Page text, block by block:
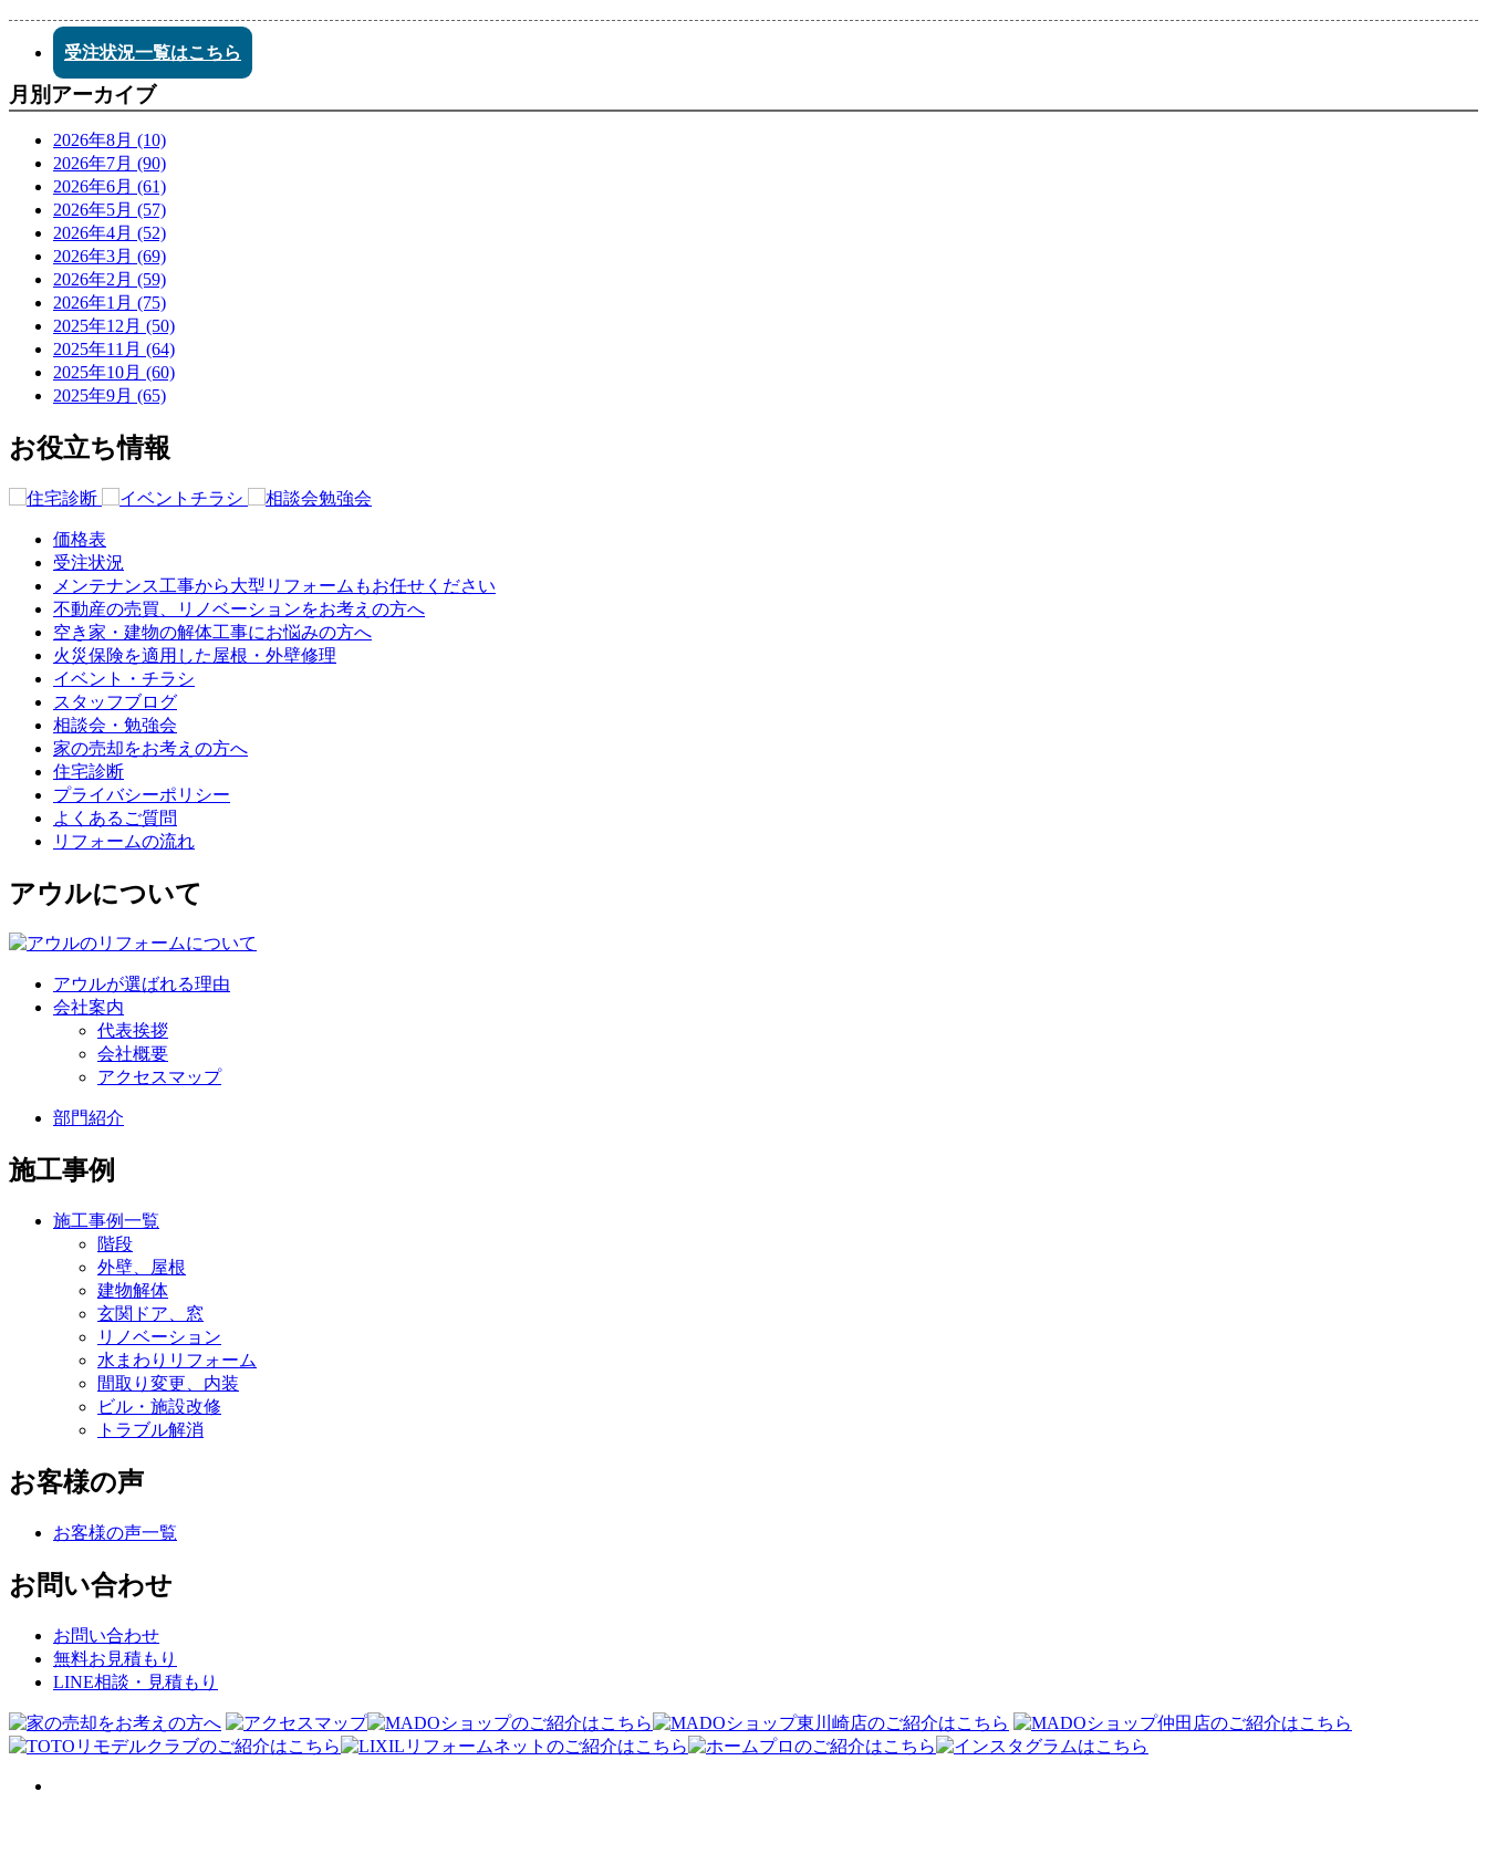
受注状況一覧はこちら
月別アーカイブ
2026年8月 (10)
2026年7月 (90)
2026年6月 (61)
2026年5月 (57)
2026年4月 (52)
2026年3月 (69)
2026年2月 (59)
2026年1月 (75)
2025年12月 (50)
2025年11月 (64)
2025年10月 (60)
2025年9月 (65)
お役立ち情報
価格表
受注状況
メンテナンス工事から大型リフォームもお任せください
不動産の売買、リノベーションをお考えの方へ
空き家・建物の解体工事にお悩みの方へ
火災保険を適用した屋根・外壁修理
イベント・チラシ
スタッフブログ
相談会・勉強会
家の売却をお考えの方へ
住宅診断
プライバシーポリシー
よくあるご質問
リフォームの流れ
アウルについて
アウルが選ばれる理由
会社案内
代表挨拶
会社概要
アクセスマップ
部門紹介
施工事例
施工事例一覧
階段
外壁、屋根
建物解体
玄関ドア、窓
リノベーション
水まわりリフォーム
間取り変更、内装
ビル・施設改修
トラブル解消
お客様の声
お客様の声一覧
お問い合わせ
お問い合わせ
無料お見積もり
LINE相談・見積もり